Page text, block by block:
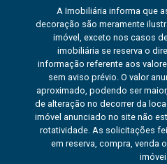
A Imobiliária informa que
decoração são meramente
imóvel, exceto nos casos
imobiliária se reserva o
informação referente aos
sem aviso prévio. O valor
aproximado, podendo ser
de alteração no decorrer da
imóvel anunciado no site não
rotatividade. As solicitações
em reserva, compra, venda